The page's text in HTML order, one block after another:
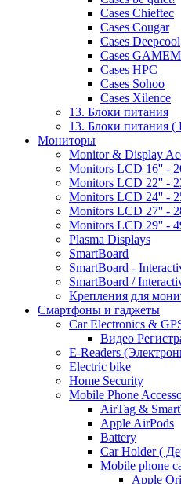
Cases Chieftec
Cases Cougar
Cases Deepcool
Cases
Cases HPC
Cases Sohoo
Cases Xilence
13. Блоки питания
13. Блоки питания (
Мониторы
Monitor & Display
Monitors LCD 16'' -
Monitors LCD 22'' -
Monitors LCD 24'' -
Monitors LCD 27'' -
Monitors LCD 29'' -
Plasma Displays
SmartBoard
SmartBoard -
SmartBoard /
Крепления для
Смартфоны и гаджеты
Car Electronics &
Видео
E-Readers
Electric bike
Home Security
Mobile Phone
AirTag &
Apple AirPods
Battery
Car Holder (
Mobile phone
Apple